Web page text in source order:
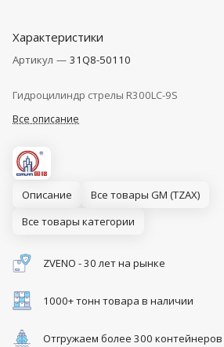
Характеристики
Артикул — 31Q8-50110
Гидроцилиндр стрелы R300LC-9S
Все описание
Описание
Все товары GM (TZAX)
Все товары категории
ZVENO - 30 лет на рынке
1000+ тонн товара в наличии
Отгружаем более 300 контейнеров